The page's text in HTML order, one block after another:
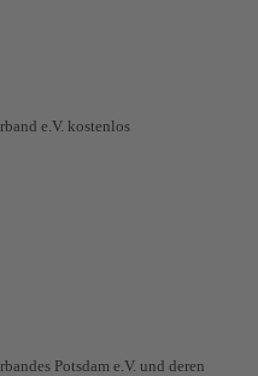
e.V. kostenlos
Potsdam e.V. und deren